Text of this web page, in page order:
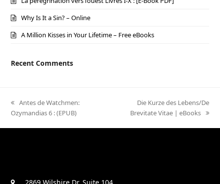
Why Is It a Sin? – Online
A Million Kisses in Your Lifetime – Free eBooks
Recent Comments
previous
post:
Antes de Watchmen:
Ozymandias 6 : (EPUB)
next
post:
Die Kurze des Lebens/De
Brevitate Vitae | eBooks